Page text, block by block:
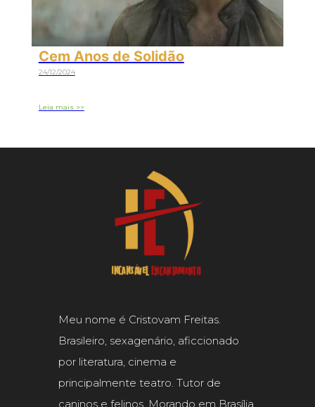
Cem Anos de Solidão
24/12/2024
Leia mais >>
Meu nome é Cristovam Freitas.
Brasileiro, sexagenário, aficcionado
por literatura, cinema e
principalmente teatro. Tutor de
caninos e felinos. Morando em Brasília,